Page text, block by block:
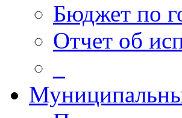
Бюджет по
Отчет об